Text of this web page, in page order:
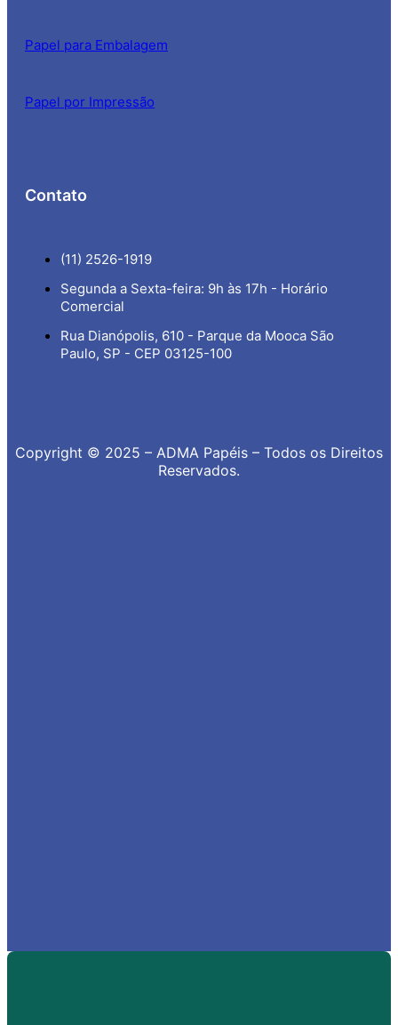
Papel para Embalagem
Papel por Impressão
Contato
(11) 2526-1919
Segunda a Sexta-feira: 9h às 17h - Horário
Comercial
Rua Dianópolis, 610 - Parque da Mooca São
Paulo, SP - CEP 03125-100
Copyright © 2025 – ADMA Papéis – Todos os Direitos
Reservados.